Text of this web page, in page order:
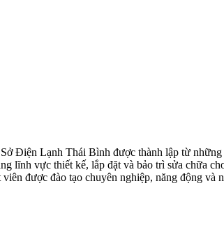
Điện Lạnh Thái Bình được thành lập từ
lĩnh vực thiết kế, lắp đặt và bảo trì sửa chữa
được đào tạo chuyên nghiệp, năng động và